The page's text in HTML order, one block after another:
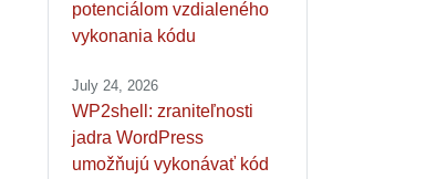
potenciálom vzdialeného
vykonania kódu
July 24, 2026
WP2shell: zraniteľnosti
jadra WordPress
umožňujú vykonávať kód